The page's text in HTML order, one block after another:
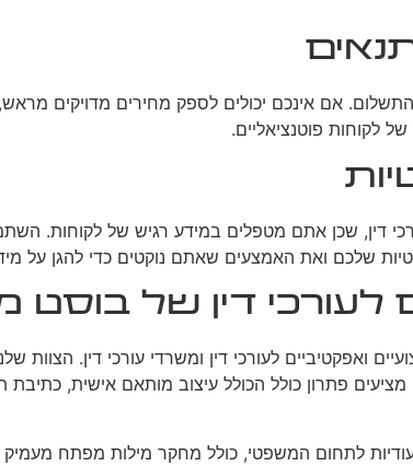
התשלום. אם אינכם יכולים לספק מחירים מדויקים
לקוחות פוטנציאליים.
שלכם ואת האמצעים שאתם נוקטים כדי להגן
לעורכי דין של בוסט
ואפקטיביים לעורכי דין ומשרדי עורכי דין.
לתחום המשפטי, כולל מחקר מילות מפתח מעמיק